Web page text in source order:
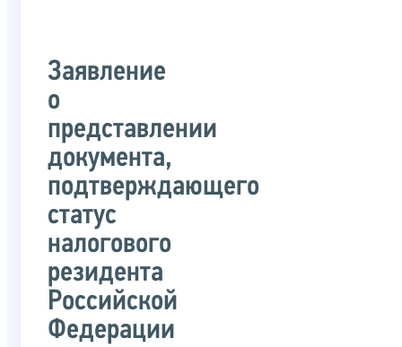
Заявление
о
представлении
документа,
подтверждающего
статус
налогового
резидента
Российской
Федерации